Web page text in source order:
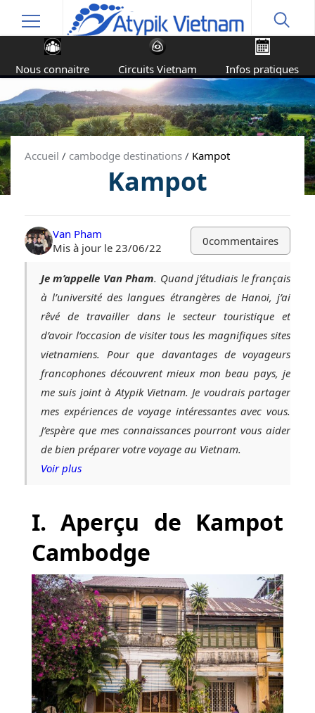
Nous connaitre Circuits Vietnam Infos pratiques
Accueil / cambodge destinations / Kampot
Kampot
Van Pham
Mis à jour le 23/06/22
0commentaires
Je m’appelle Van Pham. Quand j’étudiais le français
à l’université des langues étrangères de Hanoi, j’ai
rêvé de travailler dans le secteur touristique et
d’avoir l’occasion de visiter tous les magnifiques sites
vietnamiens. Pour que davantages de voyageurs
francophones découvrent mieux mon beau pays, je
me suis joint à Atypik Vietnam. Je voudrais partager
mes expériences de voyage intéressantes avec vous.
J’espère que mes connaissances pourront vous aider
de bien préparer votre voyage au Vietnam.
Voir plus
I. Aperçu de Kampot
Cambodge